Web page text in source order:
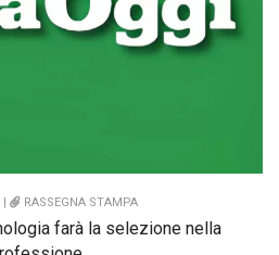
RASSEGNA STAMPA
farà la selezione nella